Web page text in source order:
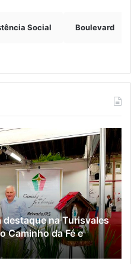
Social Boulevard
destaque na Turisvales
Caminho da Fé e